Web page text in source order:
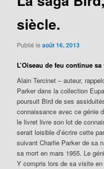
siècle.
Publié leaoût 16, 2013
L’Oiseau de feu continue
Alain Tercinet – auteur,
Parker dans la collection
poursuit Bird de ses
connaissance avec ce génie
le livret livre son lot de
serait loisible d’écrire cette
suivant Charlie Parker de sa
sa mort en mars 1955. Le
Y compris lors de sa visite